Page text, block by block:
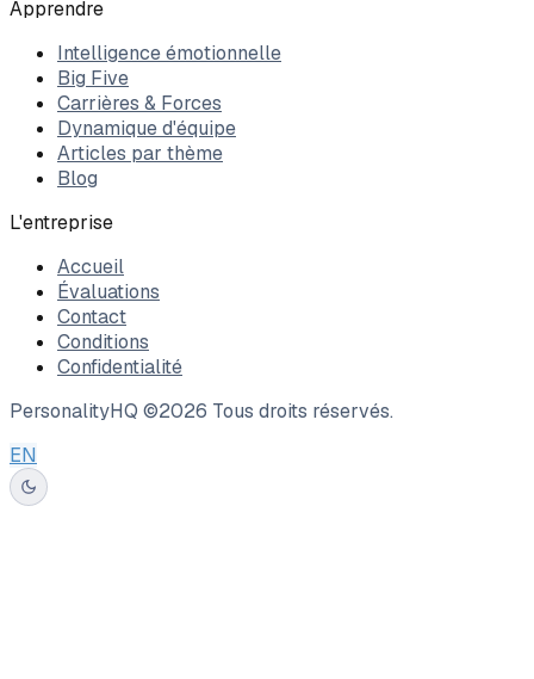
Apprendre
Intelligence émotionnelle
Big Five
Carrières & Forces
Dynamique d'équipe
Articles par thème
Blog
L'entreprise
Accueil
Évaluations
Contact
Conditions
Confidentialité
PersonalityHQ ©2026 Tous droits réservés.
EN